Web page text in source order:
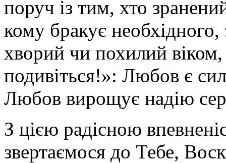
поруч із тим, хто
кому бракує
хворий чи похилий
подивіться!»: Любов є
Любов вирощує надію
З цією радісною
звертаємося до Тебе,